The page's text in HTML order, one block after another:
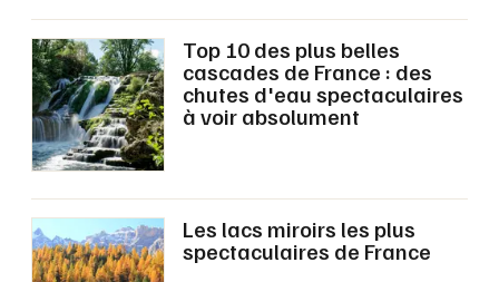
Sorties famille
Expos
Sorties & loisirs
Activités, loisirs et sorties dans les Côtes
d'Armor
Toulouse
Toutes les villes
Top 10 des plus belles
cascades de France : des
chutes d'eau spectaculaires
à voir absolument
Les lacs miroirs les plus
spectaculaires de France